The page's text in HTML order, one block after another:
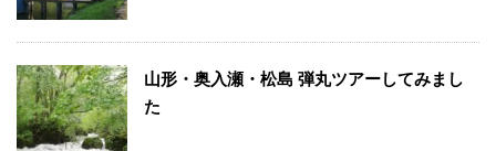
山形・奥入瀬・松島 弾丸ツアーしてみまし
た